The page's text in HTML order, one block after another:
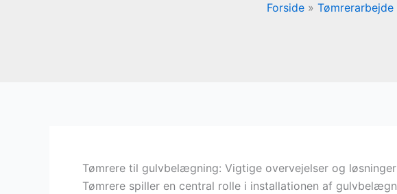
Forside
Tømrerarbejde
Tømrere til gulvbelægning: Vigtige overvejelser og løsninger
Tømrere spiller en central rolle i installationen af